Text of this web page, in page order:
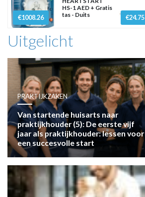
€1008.26
HS-1 AED + Gratis
tas - Duits
€24.75
Uitgelicht
PRAKTIJKZAKEN
Van startende huisarts naar
praktijkhouder (5): De eerste vijf
jaar als praktijkhouder: lessen voor
een succesvolle start